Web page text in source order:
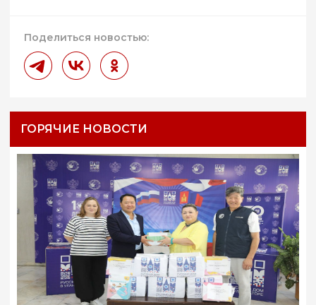
Поделиться новостью:
ГОРЯЧИЕ НОВОСТИ